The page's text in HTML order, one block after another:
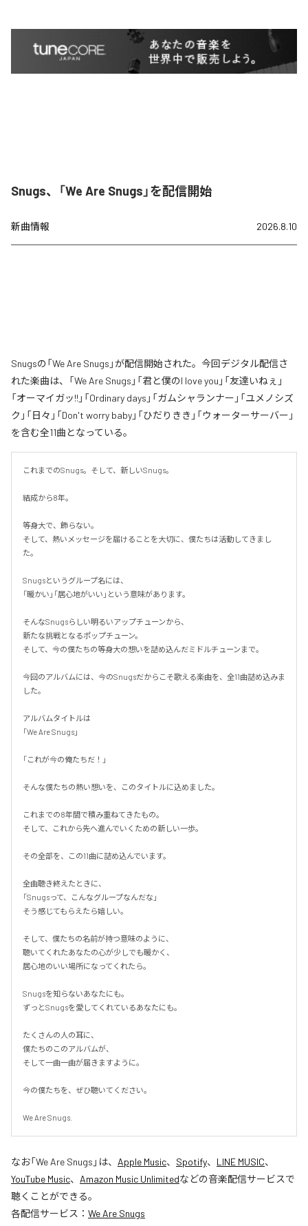
Snugs、「We Are Snugs」を配信開始
新曲情報 2026.8.10
Snugsの「We Are Snugs」が配信開始された。今回デジタル配信さ
れた楽曲は、「We Are Snugs」「君と僕のI love you」「友達いねぇ」
「オーマイガッ!!」「Ordinary days」「ガムシャランナー」「ユメノシズ
ク」「日々」「Don't worry baby」「ひだりきき」「ウォーターサーバー」
を含む全11曲となっている。
これまでのSnugs。そして、新しいSnugs。
結成から8年。
等身大で、飾らない。
そして、熱いメッセージを届けることを大切に、僕たちは活動してきまし
た。
Snugsというグループ名には、
「暖かい」「居心地がいい」という意味があります。
そんなSnugsらしい明るいアップチューンから、
新たな挑戦となるポップチューン。
そして、今の僕たちの等身大の想いを詰め込んだミドルチューンまで。
今回のアルバムには、今のSnugsだからこそ歌える楽曲を、全11曲詰め込みま
した。
アルバムタイトルは
「We Are Snugs」
「これが今の俺たちだ！」
そんな僕たちの熱い想いを、このタイトルに込めました。
これまでの8年間で積み重ねてきたもの。
そして、これから先へ進んでいくための新しい一歩。
その全部を、この11曲に詰め込んでいます。
全曲聴き終えたときに、
「Snugsって、こんなグループなんだな」
そう感じてもらえたら嬉しい。
そして、僕たちの名前が持つ意味のように、
聴いてくれたあなたの心が少しでも暖かく、
居心地のいい場所になってくれたら。
Snugsを知らないあなたにも。
ずっとSnugsを愛してくれているあなたにも。
たくさんの人の耳に、
僕たちのこのアルバムが、
そして一曲一曲が届きますように。
今の僕たちを、ぜひ聴いてください。
We Are Snugs.
なお「We Are Snugs 」は、 Apple Music、 Spotify、 LINE MUSIC、
YouTube Music、 Amazon Music Unlimitedなどの音楽配信サービスで
聴くことができる。
各配信サービス： We Are Snugs